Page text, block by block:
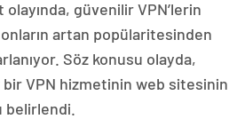
güvenilir VPN’lerin
artan popülaritesinden
Söz konusu olayda,
bir VPN hizmetinin web sitesinin
belirlendi.